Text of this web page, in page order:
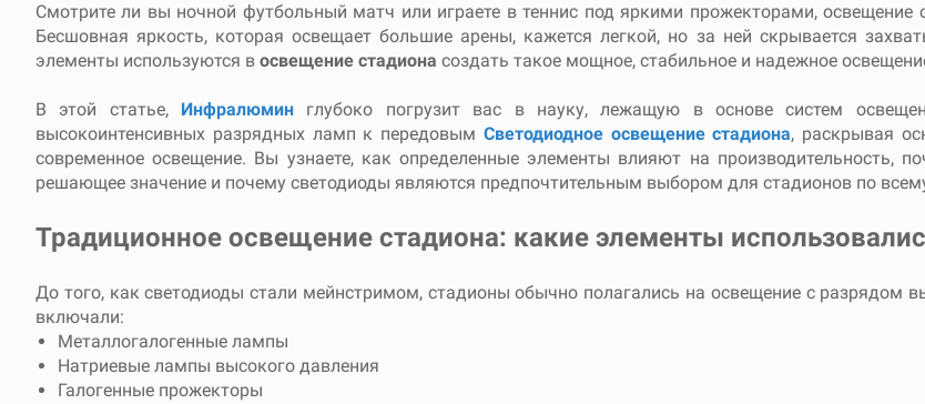
Смотрите ли вы ночной футбольный матч или играете в теннис под яркими прожекторами, освещение
Бесшовная яркость, которая освещает большие арены, кажется легкой, но за ней скрывается
элементы используются в освещение стадиона создать такое мощное, стабильное и надежное
В этой статье, Инфралюмин глубоко погрузит вас в науку, лежащую в основе систем
высокоинтенсивных разрядных ламп к передовым Светодиодное освещение стадиона, раскрывая
современное освещение. Вы узнаете, как определенные элементы влияют на производительность,
решающее значение и почему светодиоды являются предпочтительным выбором для стадионов по
Традиционное освещение стадиона: какие элементы
До того, как светодиоды стали мейнстримом, стадионы обычно полагались на освещение с разрядом
включали:
Металлогалогенные лампы
Натриевые лампы высокого давления
Галогенные прожекторы